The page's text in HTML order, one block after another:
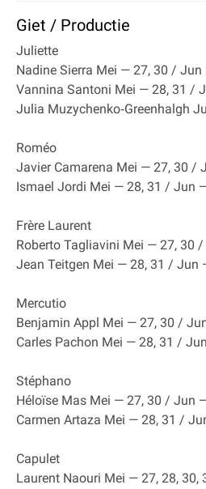
Giet / Productie
Juliette
Nadine Sierra Mei — 27, 30 / Jun
Vannina Santoni Mei — 28, 31 /
Julia Muzychenko‐Greenhalgh
Roméo
Javier Camarena Mei — 27, 30 /
Ismael Jordi Mei — 28, 31 / Jun
Frère Laurent
Roberto Tagliavini Mei — 27, 30
Jean Teitgen Mei — 28, 31 / Jun
Mercutio
Benjamin Appl Mei — 27, 30 /
Carles Pachon Mei — 28, 31 /
Stéphano
Héloïse Mas Mei — 27, 30 / Jun
Carmen Artaza Mei — 28, 31 /
Capulet
Laurent Naouri Mei — 27, 28, 30,